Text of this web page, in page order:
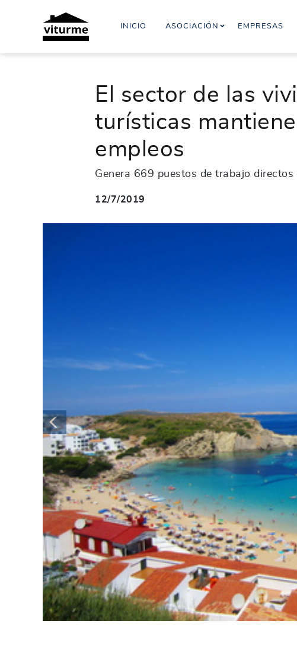
El sector de las
turísticas
empleos
Genera 669 puestos de trabajo
12/7/2019
INICIO ASOCIACIÓN EMPRESAS